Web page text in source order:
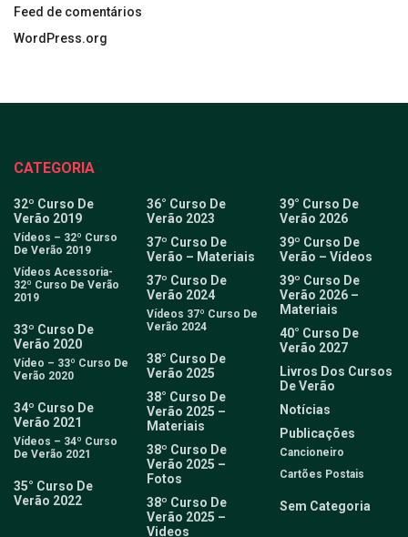
Feed de comentários
WordPress.org
CATEGORIA
32º Curso De
Verão 2019
Vídeos – 32º Curso
De Verão 2019
Vídeos Acessoria-
32º Curso De Verão
2019
33º Curso De
Verão 2020
Vídeo – 33º Curso De
Verão 2020
34º Curso De
Verão 2021
Vídeos – 34º Curso
De Verão 2021
35° Curso De
Verão 2022
36° Curso De
Verão 2023
37º Curso De
Verão – Materiais
37º Curso De
Verão 2024
Vídeos 37º Curso De
Verão 2024
38° Curso De
Verão 2025
38° Curso De
Verão 2025 –
Materiais
38º Curso De
Verão 2025 –
Fotos
38º Curso De
Verão 2025 –
Videos
39° Curso De
Verão 2026
39º Curso De
Verão – Vídeos
39º Curso De
Verão 2026 –
Materiais
40° Curso De
Verão 2027
Livros Dos Cursos
De Verão
Notícias
Publicações
Cancioneiro
Cartões Postais
Sem Categoria